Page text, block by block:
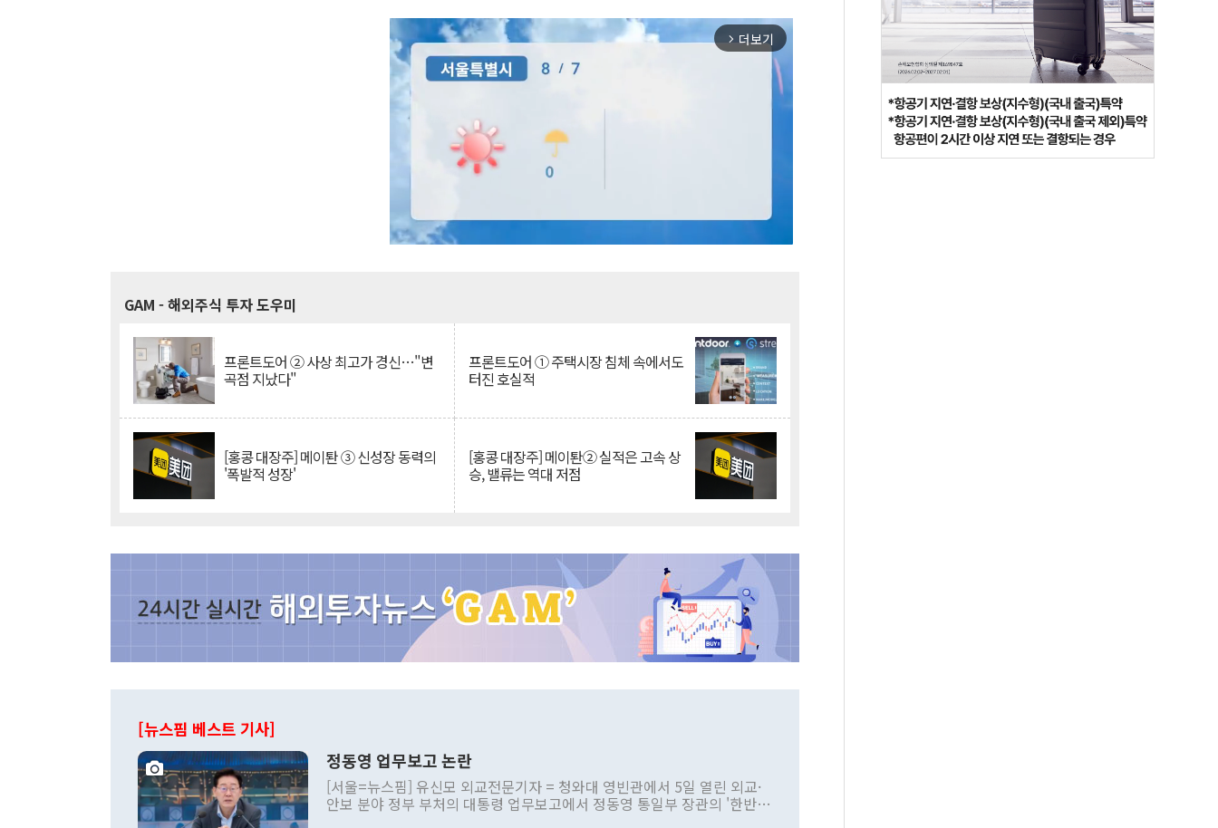
arrow_forward_ios 더보기
GAM - 해외주식 투자 도우미
프론트도어 ② 사상 최고가 경신…"변
곡점 지났다"
프론트도어 ① 주택시장 침체 속에서도
터진 호실적
[홍콩 대장주] 메이퇀 ③ 신성장 동력의
'폭발적 성장'
[홍콩 대장주] 메이퇀② 실적은 고속 상
승, 밸류는 역대 저점
[뉴스핌 베스트 기사]
정동영 업무보고 논란
[서울=뉴스핌] 유신모 외교전문기자 = 청와대 영빈관에서 5일 열린 외교·
안보 분야 정부 부처의 대통령 업무보고에서 정동영 통일부 장관의 '한반도